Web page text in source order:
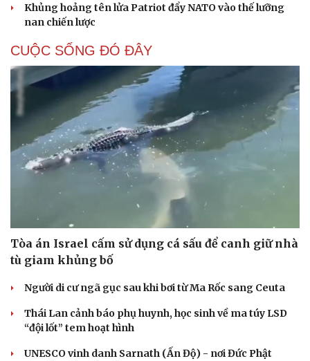
Cải chính
Khủng hoảng tên lửa Patriot đẩy NATO vào thế lưỡng
nan chiến lược
CUỘC SỐNG ĐÓ ĐÂY
Tòa án Israel cấm sử dụng cá sấu để canh giữ nhà
tù giam khủng bố
Người di cư ngã gục sau khi bơi từ Ma Rốc sang Ceuta
Thái Lan cảnh báo phụ huynh, học sinh về ma túy LSD
“đội lốt” tem hoạt hình
UNESCO vinh danh Sarnath (Ấn Độ) - nơi Đức Phật